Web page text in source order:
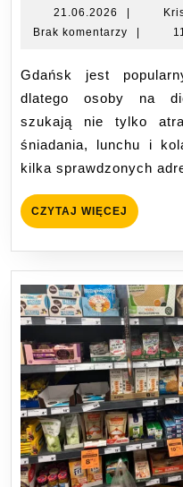
w
gdzie
zjeść
rano
bez
21.06.2026 |
Brak komentarzy
|
Gdańsk jest popularnym miastem turystycznym,
dlatego osoby na
szukają nie tylko
śniadania, lunchu i
kilka sprawdzonych
CZYTAJ WIĘCEJ CZYTAJ
WIĘCEJ